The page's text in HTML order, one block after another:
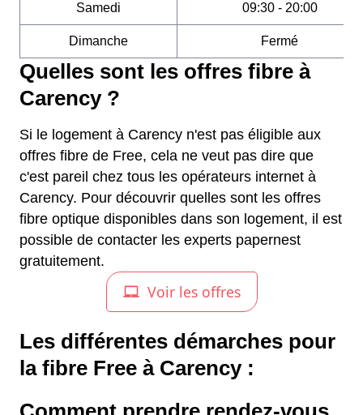
Samedi 09:30 - 20:00
Dimanche Fermé
Quelles sont les offres fibre à
Carency ?
Si le logement à Carency n'est pas éligible aux
offres fibre de Free, cela ne veut pas dire que
c'est pareil chez tous les opérateurs internet à
Carency. Pour découvrir quelles sont les offres
fibre optique disponibles dans son logement, il est
possible de contacter les experts papernest
gratuitement.
Les différentes démarches pour
la fibre Free à Carency :